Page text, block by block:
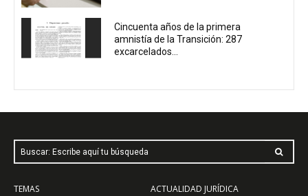
Cincuenta años de la primera
amnistía de la Transición: 287
excarcelados...
Buscar: Escribe aquí tu búsqueda
TEMAS
ACTUALIDAD JURÍDICA